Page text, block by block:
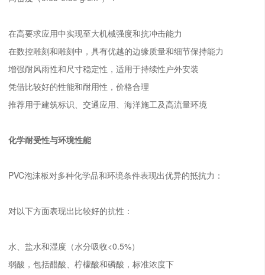
在高要求应用中实现至大机械强度和抗冲击能力
在数控雕刻和雕刻中，具有优越的边缘质量和细节保持能力
增强耐风雨性和尺寸稳定性，适用于持续性户外安装
凭借比较好的性能和耐用性，价格合理
推荐用于建筑标识、交通应用、海洋施工及高流量环境
化学耐受性与环境性能
PVC泡沫板对多种化学品和环境条件表现出优异的抵抗力：
对以下方面表现出比较好的抗性：
水、盐水和湿度（水分吸收<0.5%）
弱酸，包括醋酸、柠檬酸和磷酸，标准浓度下